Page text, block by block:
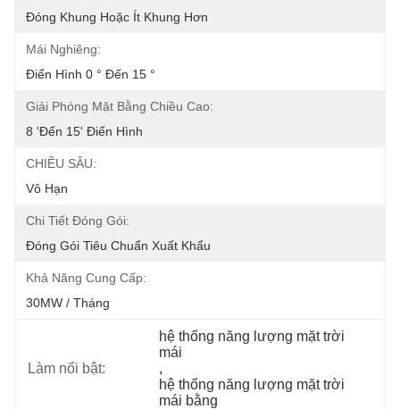
Đóng Khung Hoặc Ít Khung Hơn
Mái Nghiêng:
Điển Hình 0 ° Đến 15 °
Giải Phóng Mặt Bằng Chiều Cao:
8 'đến 15' Điển Hình
CHIỀU SÂU:
Vô Hạn
Chi Tiết Đóng Gói:
Đóng Gói Tiêu Chuẩn Xuất Khẩu
Khả Năng Cung Cấp:
30MW / Tháng
Làm nổi bật:
hệ thống năng lượng mặt trời
mái
,
hệ thống năng lượng mặt trời
mái bằng